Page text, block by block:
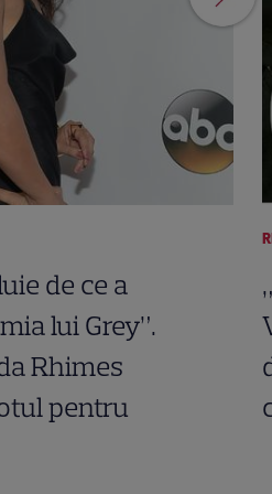
de ce a
lui Grey”.
Rhimes
pentru